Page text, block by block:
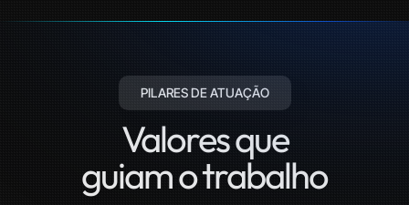
PILARES DE ATUAÇÃO
Valores que
guiam o trabalho